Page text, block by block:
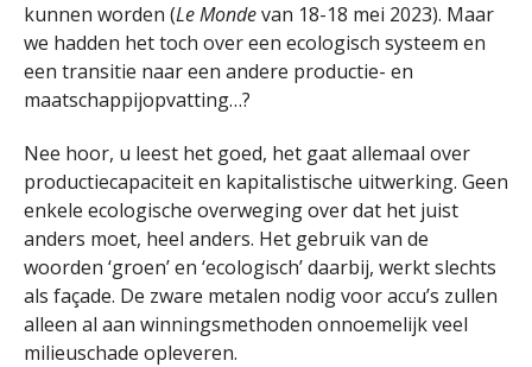
kunnen worden (Le Mondevan 18-18 mei 2023). Maar
we hadden het toch over een ecologisch systeem en
een transitie naar een andere productie- en
maatschappijopvatting…?
Nee hoor, u leest het goed, het gaat allemaal over
productiecapaciteit en kapitalistische uitwerking. Geen
enkele ecologische overweging over dat het juist
anders moet, heel anders. Het gebruik van de
woorden ‘groen’ en ‘ecologisch’ daarbij, werkt slechts
als façade. De zware metalen nodig voor accu’s zullen
alleen al aan winningsmethoden onnoemelijk veel
milieuschade opleveren.